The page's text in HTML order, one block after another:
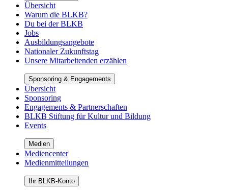
Übersicht
Warum die BLKB?
Du bei der BLKB
Jobs
Ausbildungsangebote
Nationaler Zukunftstag
Unsere Mitarbeitenden erzählen
Sponsoring & Engagements
Übersicht
Sponsoring
Engagements & Partnerschaften
BLKB Stiftung für Kultur und Bildung
Events
Medien
Mediencenter
Medienmitteilungen
Ihr BLKB-Konto